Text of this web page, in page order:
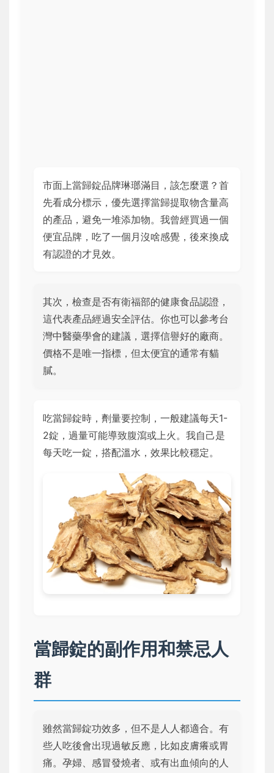
市面上當歸錠品牌琳瑯滿目，該怎麼選？首
先看成分標示，優先選擇當歸提取物含量高
的產品，避免一堆添加物。我曾經買過一個
便宜品牌，吃了一個月沒啥感覺，後來換成
有認證的才見效。
其次，檢查是否有衛福部的健康食品認證，
這代表產品經過安全評估。你也可以參考台
灣中醫藥學會的建議，選擇信譽好的廠商。
價格不是唯一指標，但太便宜的通常有貓
膩。
吃當歸錠時，劑量要控制，一般建議每天1-
2錠，過量可能導致腹瀉或上火。我自己是
每天吃一錠，搭配溫水，效果比較穩定。
當歸錠的副作用和禁忌人
群
雖然當歸錠功效多，但不是人人都適合。有
些人吃後會出現過敏反應，比如皮膚癢或胃
痛。孕婦、感冒發燒者、或有出血傾向的人